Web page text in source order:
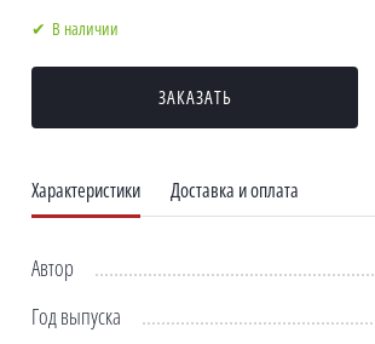
В наличии
ЗАКАЗАТЬ
Характеристики Доставка и оплата
Автор
Год выпуска